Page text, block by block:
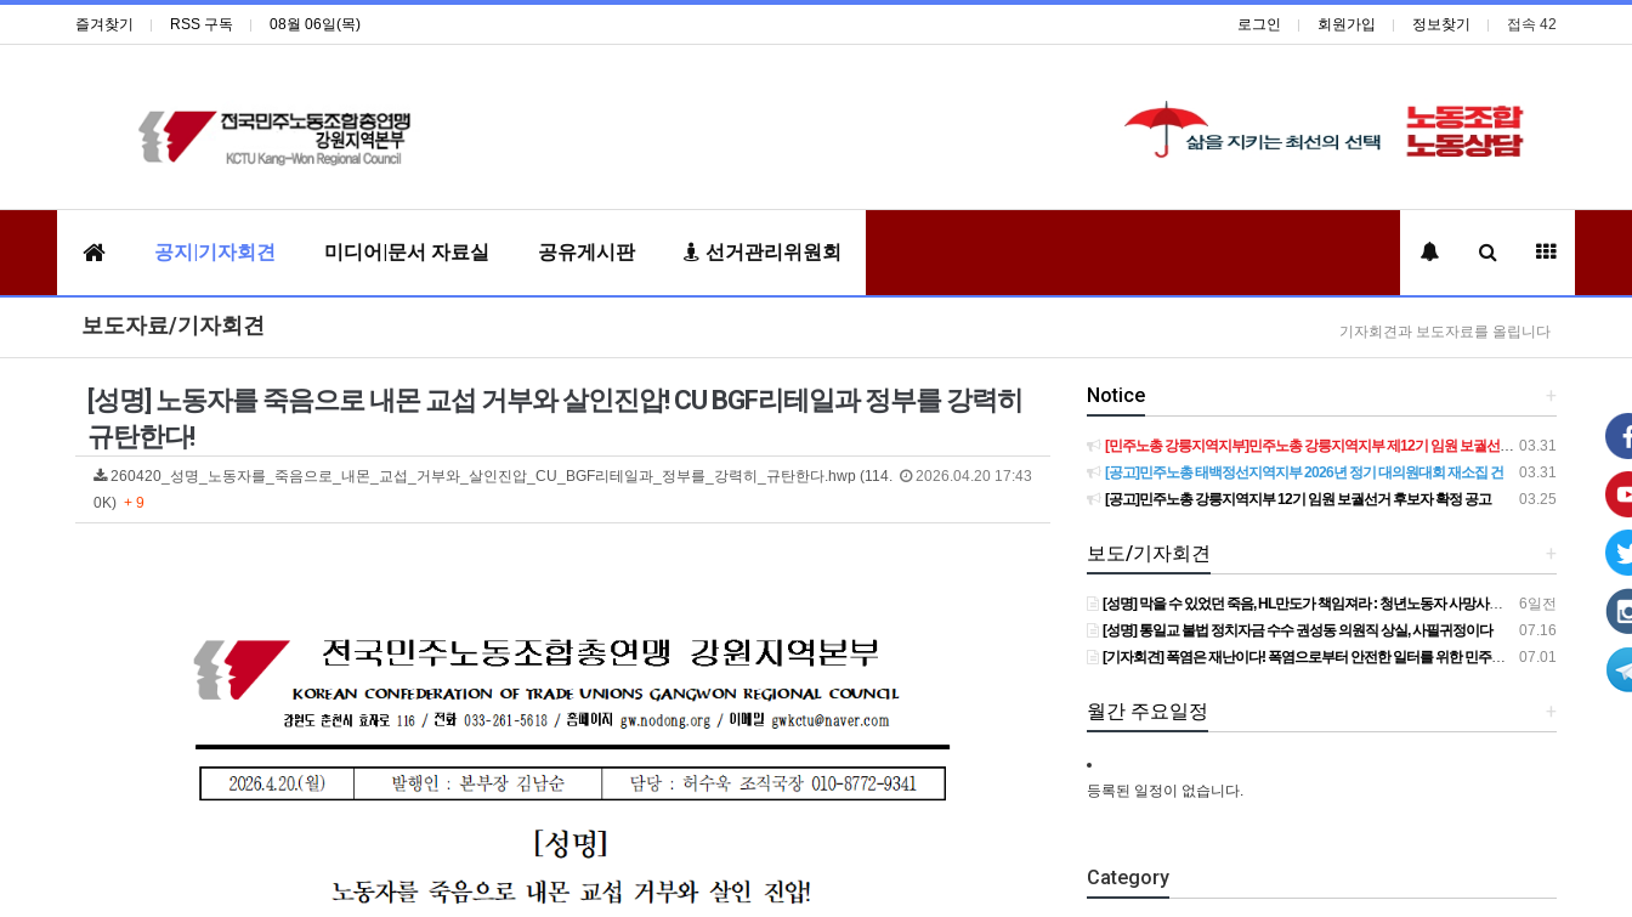
즐겨찾기 RSS 구독 08월 06일(목) 로그인 회원가입 정보찾기 접속 42
공지|기자회견 미디어|문서 자료실 공유게시판 선거관리위원회
보도자료/기자회견 기자회견과 보도자료를 올립니다
[성명] 노동자를 죽음으로 내몬 교섭 거부와 살인진압! CU BGF리테일과 정부를 강력히
규탄한다!
2026.04.20 17:43
260420_성명_노동자를_죽음으로_내몬_교섭_거부와_살인진압_CU_BGF리테일과_정부를_강력히_규탄한다.hwp (114.
0K) + 9
+
Notice
03.31
[민주노총 강릉지역지부]민주노총 강릉지역지부 제12기 임원 보궐선거결과 공고
03.31
[공고]민주노총 태백정선지역지부 2026년 정기 대의원대회 재소집 건
03.25
[공고]민주노총 강릉지역지부 12기 임원 보궐선거 후보자 확정 공고
+
보도/기자회견
6일전
[성명] 막을 수 있었던 죽음, HL만도가 책임져라 : 청년노동자 사망사고의 철저한 진상규명과 재발방지 대책 마련하라
07.16
[성명] 통일교 불법 정치자금 수수 권성동 의원직 상실, 사필귀정이다
07.01
[기자회견] 폭염은 재난이다! 폭염으로부터 안전한 일터를 위한 민주노총 강원지역본부 폭염감시단 선포 기자회견
+
월간 주요일정
등록된 일정이 없습니다.
Category